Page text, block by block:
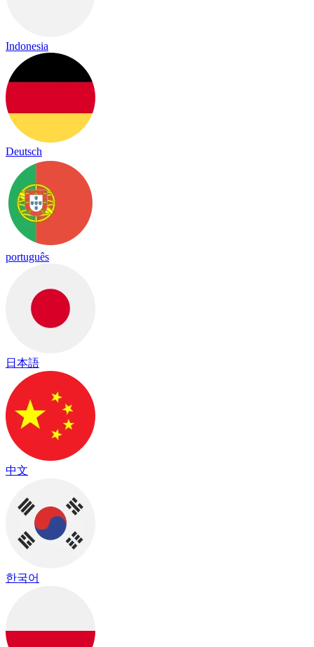
Indonesia
Deutsch
português
日本語
中文
한국어